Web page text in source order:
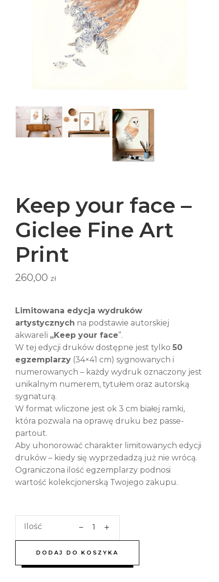
Keep your face –
Giclee Fine Art
Print
260,00 zł
Limitowana edycja wydruków
artystycznych na podstawie autorskiej
akwareli „Keep your face”.
W tej edycji druków dostępne jest tylko50
egzemplarzy (34×41 cm) sygnowanych i
numerowanych – każdy wydruk oznaczony jest
unikalnym numerem, tytułem oraz autorską
sygnaturą.
W format wliczone jest ok 3 cm białej ramki,
która pozwala na oprawę druku bez passe-
partout.
Aby uhonorować charakter limitowanych edycji
druków – kiedy się wyprzedadzą już nie wrócą.
Ograniczona ilość egzemplarzy podnosi
wartość kolekcjonerską Twojego zakupu.
Ilość
DODAJ DO KOSZYKA